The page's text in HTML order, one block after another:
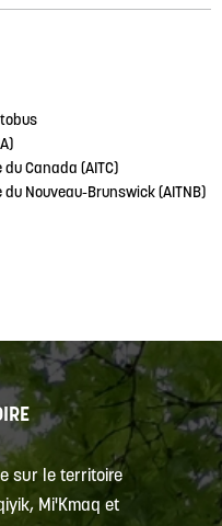
Canada (AITC)
Nouveau-Brunswick (AITNB)
sur le territoire
Mi'Kmaq et